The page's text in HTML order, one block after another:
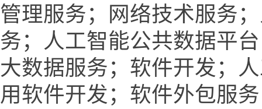
管理服务；网络技术服务
务；人工智能公共数据平
大数据服务；软件开发；
用软件开发；软件外包服